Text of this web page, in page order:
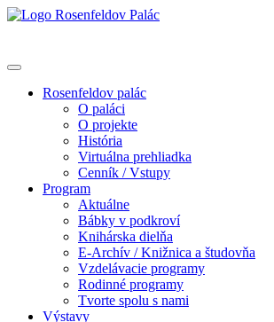
Rosenfeldov palác
O paláci
O projekte
História
Virtuálna prehliadka
Cenník / Vstupy
Program
Aktuálne
Bábky v podkroví
Knihárska dielňa
E-Archív / Knižnica a študovňa
Vzdelávacie programy
Rodinné programy
Tvorte spolu s nami
Výstavy